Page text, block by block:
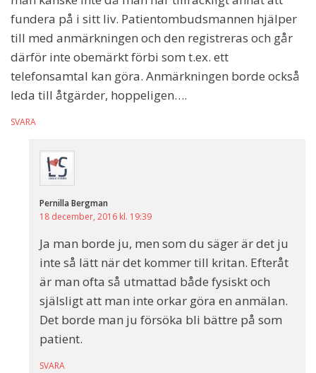
fundera på i sitt liv. Patientombudsmannen hjälper
till med anmärkningen och den registreras och går
därför inte obemärkt förbi som t.ex. ett
telefonsamtal kan göra. Anmärkningen borde också
leda till åtgärder, hoppeligen….
SVARA
Pernilla Bergman
18 december, 2016 kl. 19:39
Ja man borde ju, men som du säger är det ju
inte så lätt när det kommer till kritan. Efteråt
är man ofta så utmattad både fysiskt och
själsligt att man inte orkar göra en anmälan.
Det borde man ju försöka bli bättre på som
patient.
SVARA